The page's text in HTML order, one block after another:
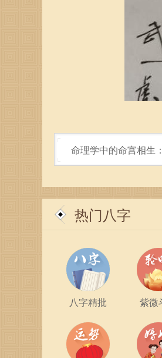
命理学中的命宫相生
热门八字
八字精批 紫微